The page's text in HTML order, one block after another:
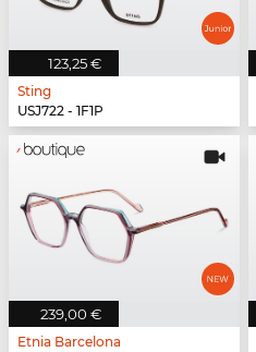
123,25 €
Sting
USJ722 - 1F1P
239,00 €
Etnia Barcelona